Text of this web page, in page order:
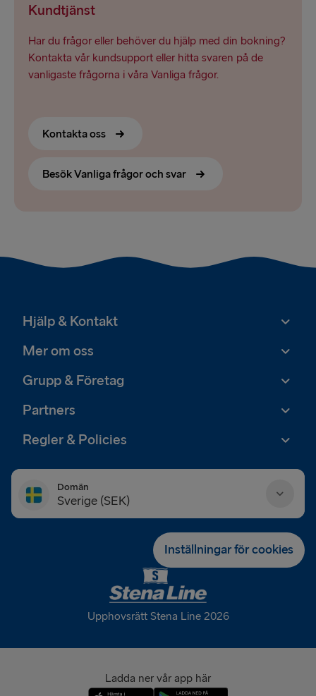
Kundtjänst
Har du frågor eller behöver du hjälp med din bokning?
Kontakta vår kundsupport eller hitta svaren på de
vanligaste frågorna i våra Vanliga frågor.
Kontakta oss
Besök Vanliga frågor och svar
Hjälp & Kontakt
Mer om oss
Grupp & Företag
Partners
Regler & Policies
Domän
Sverige (SEK)
France (EUR)
Inställningar för cookies
Upphovsrätt Stena Line 2026
Ladda ner vår app här